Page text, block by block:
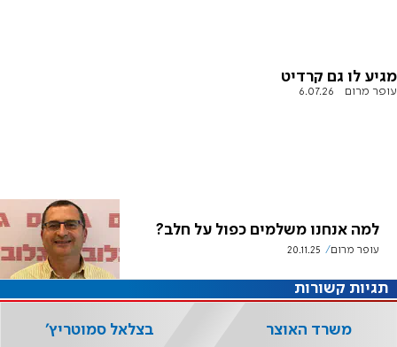
מגיע לו גם קרדיט
עופר מרום 6.07.26
למה אנחנו משלמים כפול על חלב?
עופר מרום 20.11.25
תגיות קשורות
משרד האוצר בצלאל סמוטריץ'